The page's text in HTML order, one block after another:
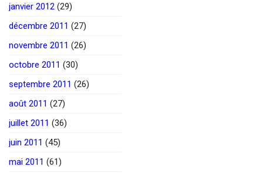
janvier 2012 (29)
décembre 2011 (27)
novembre 2011 (26)
octobre 2011 (30)
septembre 2011 (26)
août 2011 (27)
juillet 2011 (36)
juin 2011 (45)
mai 2011 (61)